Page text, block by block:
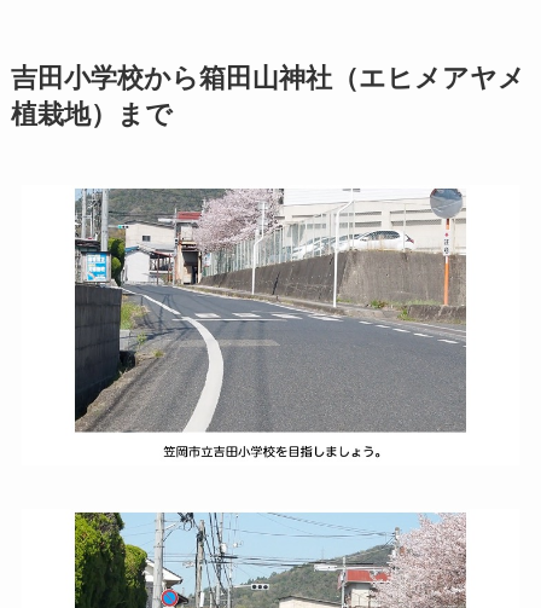
吉田小学校から箱田山神社（エヒメアヤメ
植栽地）まで